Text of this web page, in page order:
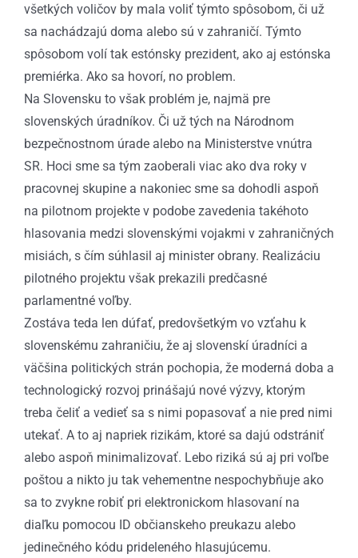
všetkých voličov by mala voliť týmto spôsobom, či už
sa nachádzajú doma alebo sú v zahraničí. Týmto
spôsobom volí tak estónsky prezident, ako aj estónska
premiérka. Ako sa hovorí, no problem.
Na Slovensku to však problém je, najmä pre
slovenských úradníkov. Či už tých na Národnom
bezpečnostnom úrade alebo na Ministerstve vnútra
SR. Hoci sme sa tým zaoberali viac ako dva roky v
pracovnej skupine a nakoniec sme sa dohodli aspoň
na pilotnom projekte v podobe zavedenia takéhoto
hlasovania medzi slovenskými vojakmi v zahraničných
misiách, s čím súhlasil aj minister obrany. Realizáciu
pilotného projektu však prekazili predčasné
parlamentné voľby.
Zostáva teda len dúfať, predovšetkým vo vzťahu k
slovenskému zahraničiu, že aj slovenskí úradníci a
väčšina politických strán pochopia, že moderná doba a
technologický rozvoj prinášajú nové výzvy, ktorým
treba čeliť a vedieť sa s nimi popasovať a nie pred nimi
utekať. A to aj napriek rizikám, ktoré sa dajú odstrániť
alebo aspoň minimalizovať. Lebo riziká sú aj pri voľbe
poštou a nikto ju tak vehementne nespochybňuje ako
sa to zvykne robiť pri elektronickom hlasovaní na
diaľku pomocou ID občianskeho preukazu alebo
jedinečného kódu prideleného hlasujúcemu.